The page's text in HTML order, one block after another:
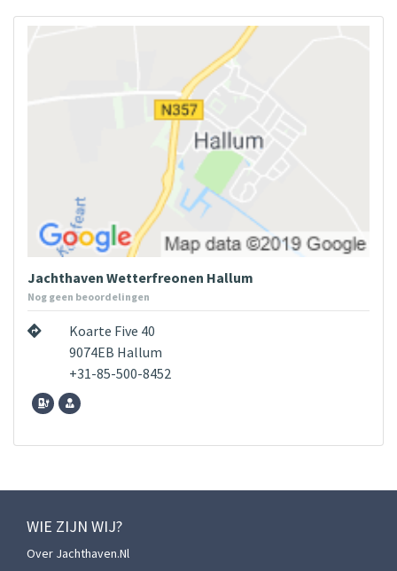
Jachthaven Wetterfreonen Hallum
Nog geen beoordelingen
Koarte Five 40
9074EB Hallum
+31-85-500-8452
WIE ZIJN WIJ?
Over Jachthaven.nl